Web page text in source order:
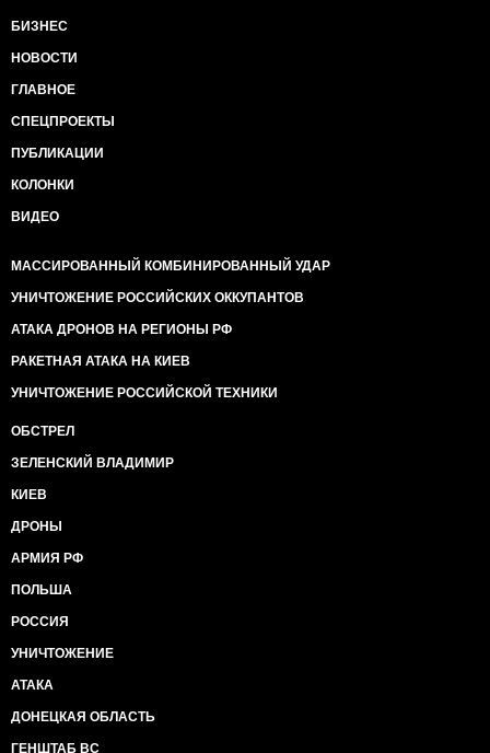
БИЗНЕС
НОВОСТИ
ГЛАВНОЕ
СПЕЦПРОЕКТЫ
ПУБЛИКАЦИИ
КОЛОНКИ
ВИДЕО
МАССИРОВАННЫЙ КОМБИНИРОВАННЫЙ УДАР
УНИЧТОЖЕНИЕ РОССИЙСКИХ ОККУПАНТОВ
АТАКА ДРОНОВ НА РЕГИОНЫ РФ
РАКЕТНАЯ АТАКА НА КИЕВ
УНИЧТОЖЕНИЕ РОССИЙСКОЙ ТЕХНИКИ
ОБСТРЕЛ
ЗЕЛЕНСКИЙ ВЛАДИМИР
КИЕВ
ДРОНЫ
АРМИЯ РФ
ПОЛЬША
РОССИЯ
УНИЧТОЖЕНИЕ
АТАКА
ДОНЕЦКАЯ ОБЛАСТЬ
ГЕНШТАБ ВС